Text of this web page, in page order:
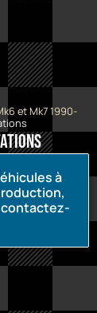
et Mk7 1990-
à
contactez-